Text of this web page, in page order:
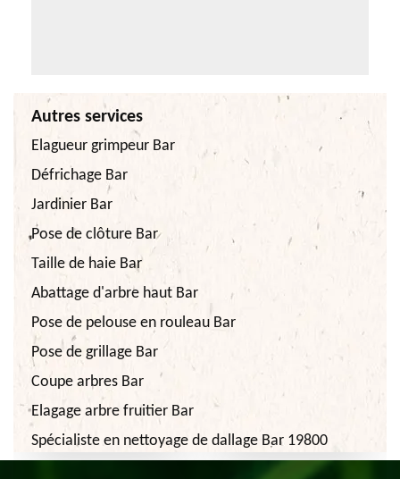
Autres services
Elagueur grimpeur Bar
Défrichage Bar
Jardinier Bar
Pose de clôture Bar
Taille de haie Bar
Abattage d'arbre haut Bar
Pose de pelouse en rouleau Bar
Pose de grillage Bar
Coupe arbres Bar
Elagage arbre fruitier Bar
Spécialiste en nettoyage de dallage Bar 19800